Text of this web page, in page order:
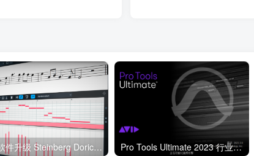
打谱软件升级 Steinberg Dorico 5 v5.0.10 Incl V.R Unlocker b6 WiN Pro Tools Ultimate 2023 行业标杆录音混音宿主软件 无限试用 WIN/MAC